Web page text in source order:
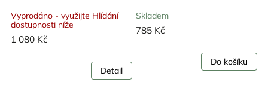
Vyprodáno - využijte Hlídání
dostupnosti níže
1 080 Kč
Detail
Skladem
785 Kč
Do košíku